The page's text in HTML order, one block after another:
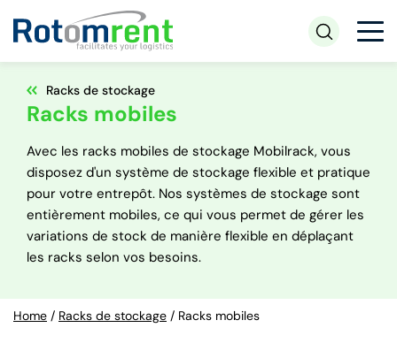
Racks de stockage
Racks mobiles
Avec les racks mobiles de stockage Mobilrack, vous
disposez d'un système de stockage flexible et pratique
pour votre entrepôt. Nos systèmes de stockage sont
entièrement mobiles, ce qui vous permet de gérer les
variations de stock de manière flexible en déplaçant
les racks selon vos besoins.
Home / Racks de stockage / Racks mobiles